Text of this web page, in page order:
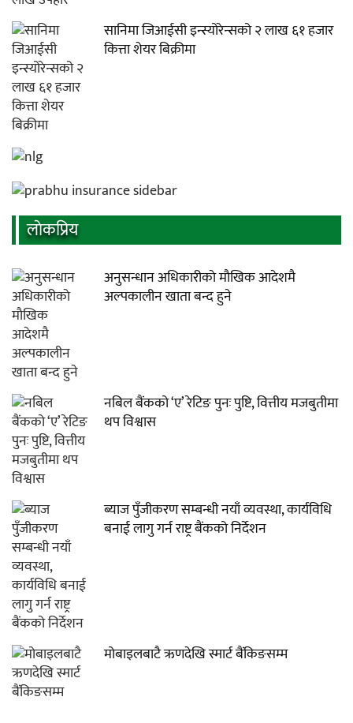
सानिमा जिआईसी इन्स्योरेन्सको २ लाख ६१ हजार
कित्ता शेयर बिक्रीमा
लाेकप्रिय
अनुसन्धान अधिकारीकाे माैखिक आदेशमै
अल्पकालीन खाता बन्द हुने
नबिल बैंकको ‘ए’ रेटिङ पुनः पुष्टि, वित्तीय मजबुतीमा
थप विश्वास
ब्याज पुँजीकरण सम्बन्धी नयाँ व्यवस्था, कार्यविधि
बनाई लागु गर्न राष्ट्र बैंकको निर्देशन
मोबाइलबाटै ऋणदेखि स्मार्ट बैंकिङसम्म